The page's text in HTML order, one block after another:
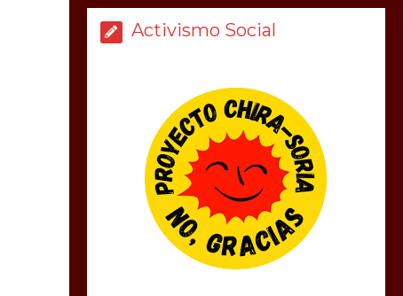
Activismo Social